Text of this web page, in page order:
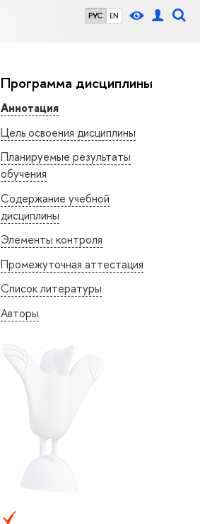
РУС EN
Программа дисциплины
Аннотация
Цель освоения дисциплины
Планируемые результаты
обучения
Содержание учебной
дисциплины
Элементы контроля
Промежуточная аттестация
Список литературы
Авторы